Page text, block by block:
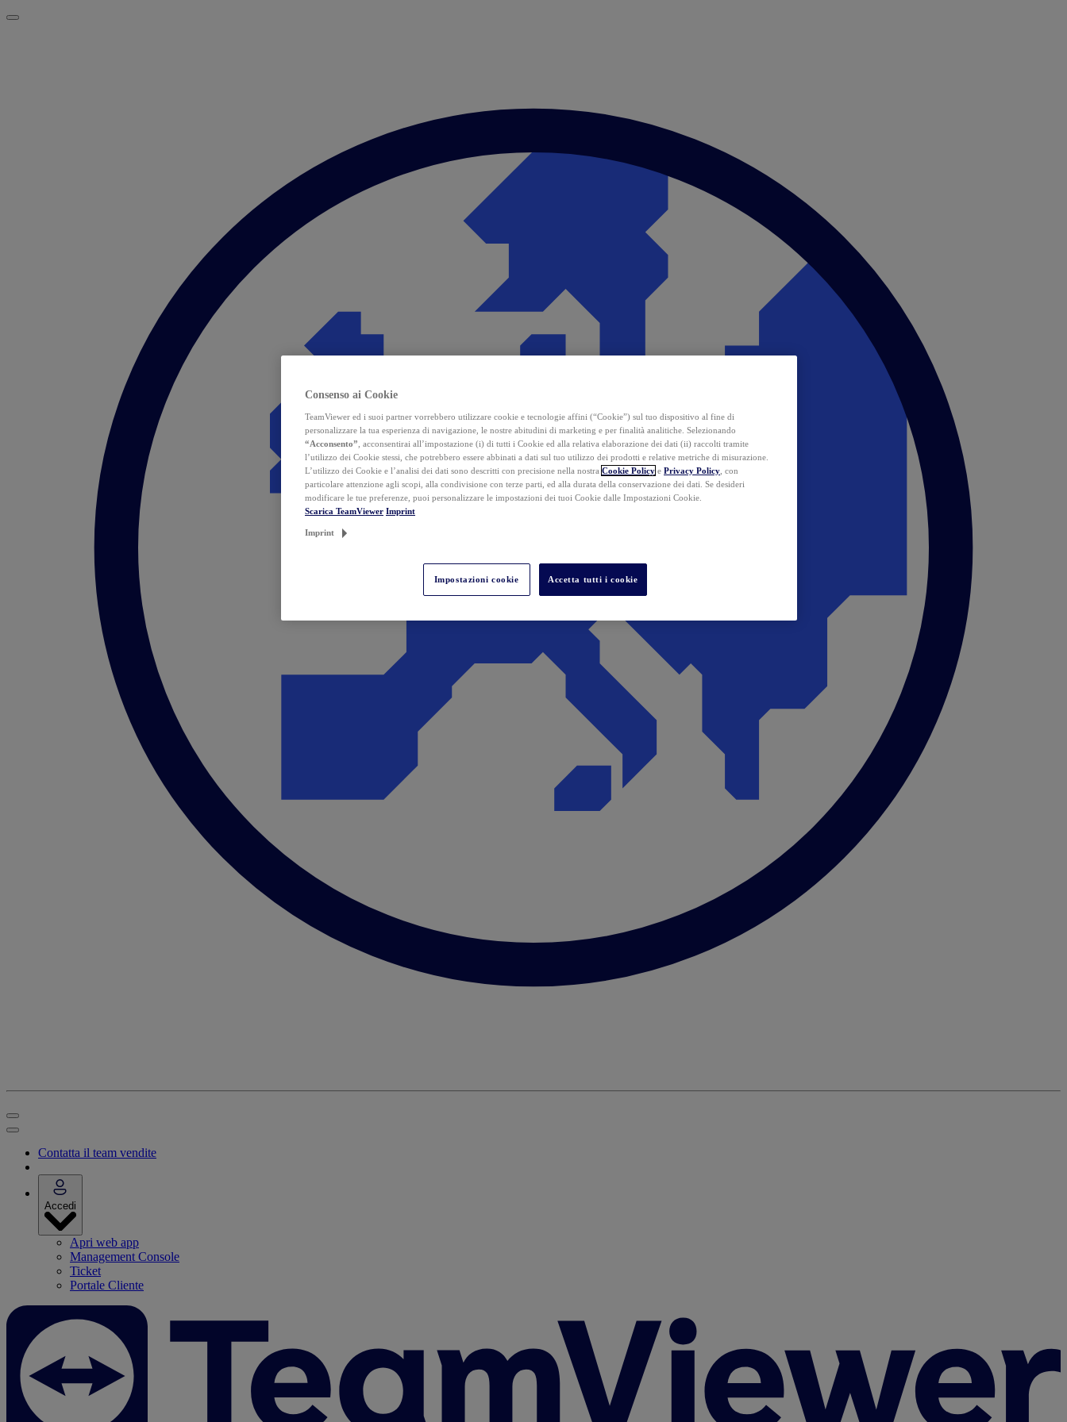
Contatta il team vendite
Accedi
Apri web app
Management Console
Ticket
Portale Cliente
Consenso ai Cookie
TeamViewer ed i suoi partner vorrebbero utilizzare cookie e tecnologie affini (“Cookie”) sul tuo dispositivo al fine di
personalizzare la tua esperienza di navigazione, le nostre abitudini di marketing e per finalità analitiche. Selezionando
“Acconsento” , acconsentirai all’impostazione (i) di tutti i Cookie ed alla relativa elaborazione dei dati (ii) raccolti tramite
l’utilizzo dei Cookie stessi, che potrebbero essere abbinati a dati sul tuo utilizzo dei prodotti e relative metriche di misurazione.
L’utilizzo dei Cookie e l’analisi dei dati sono descritti con precisione nella nostra Cookie Policy e Privacy Policy , con
particolare attenzione agli scopi, alla condivisione con terze parti, ed alla durata della conservazione dei dati. Se desideri
modificare le tue preferenze, puoi personalizzare le impostazioni dei tuoi Cookie dalle Impostazioni Cookie.
Scarica TeamViewer Imprint
Imprint
Impostazioni cookie Accetta tutti i cookie